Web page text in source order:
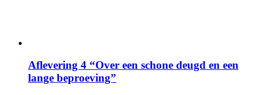
Aflevering 4 “Over een schone deugd en een
lange beproeving”